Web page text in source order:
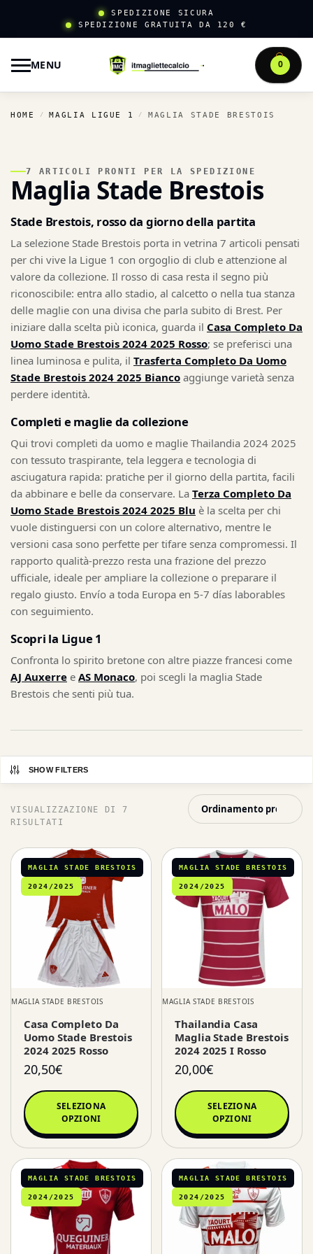
SPEDIZIONE SICURA
SPEDIZIONE GRATUITA DA 120 €
MENU 0
HOME / MAGLIA LIGUE 1 / MAGLIA STADE BRESTOIS
7 ARTICOLI PRONTI PER LA SPEDIZIONE
Maglia Stade Brestois
Stade Brestois, rosso da giorno della partita
La selezione Stade Brestois porta in vetrina 7 articoli pensati
per chi vive la Ligue 1 con orgoglio di club e attenzione al
valore da collezione. Il rosso di casa resta il segno più
riconoscibile: entra allo stadio, al calcetto o nella tua stanza
delle maglie con una divisa che parla subito di Brest. Per
iniziare dalla scelta più iconica, guarda il Casa Completo Da
Uomo Stade Brestois 2024 2025 Rosso; se preferisci una
linea luminosa e pulita, il Trasferta Completo Da Uomo
Stade Brestois 2024 2025 Bianco aggiunge varietà senza
perdere identità.
Completi e maglie da collezione
Qui trovi completi da uomo e maglie Thailandia 2024 2025
con tessuto traspirante, tela leggera e tecnologia di
asciugatura rapida: pratiche per il giorno della partita, facili
da abbinare e belle da conservare. La Terza Completo Da
Uomo Stade Brestois 2024 2025 Blu è la scelta per chi
vuole distinguersi con un colore alternativo, mentre le
versioni casa sono perfette per tifare senza compromessi. Il
rapporto qualità-prezzo resta una frazione del prezzo
ufficiale, ideale per ampliare la collezione o preparare il
regalo giusto. Envío a toda Europa en 5-7 días laborables
con seguimiento.
Scopri la Ligue 1
Confronta lo spirito bretone con altre piazze francesi come
AJ Auxerre e AS Monaco, poi scegli la maglia Stade
Brestois che senti più tua.
SHOW FILTERS
VISUALIZZAZIONE DI 7
RISULTATI
MAGLIA STADE BRESTOIS
2024/2025
MAGLIA STADE BRESTOIS
Casa Completo Da
Uomo Stade Brestois
2024 2025 Rosso
20,50€
SELEZIONA
OPZIONI
MAGLIA STADE BRESTOIS
2024/2025
MAGLIA STADE BRESTOIS
Thailandia Casa
Maglia Stade Brestois
2024 2025 I Rosso
20,00€
SELEZIONA
OPZIONI
MAGLIA STADE BRESTOIS
2024/2025
MAGLIA STADE BRESTOIS
2024/2025